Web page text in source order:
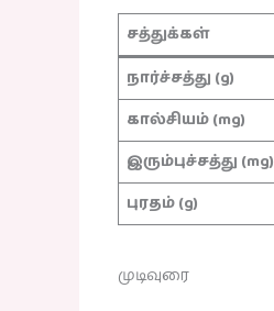
சத்துக்கள்
நார்ச்சத்து (g)
கால்சியம் (mg)
இரும்புச்சத்து (mg)
புரதம் (g)
முடிவுரை